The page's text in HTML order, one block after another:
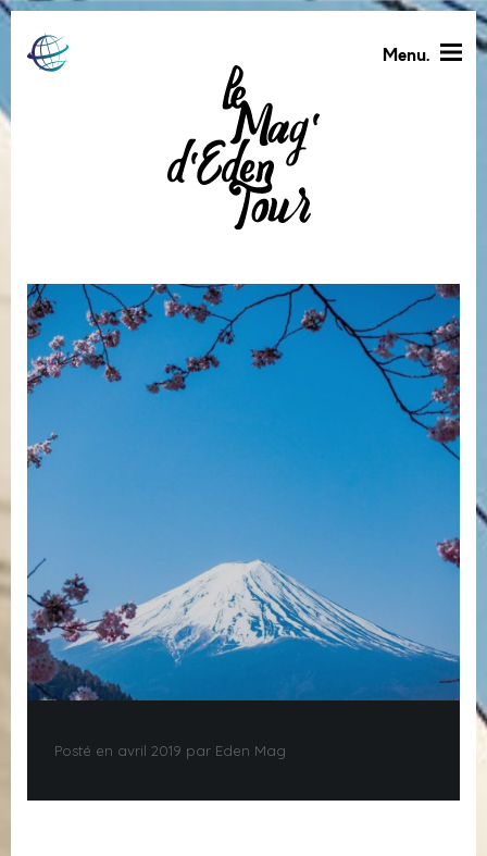
Menu.
Posté en avril 2019 par Eden Mag